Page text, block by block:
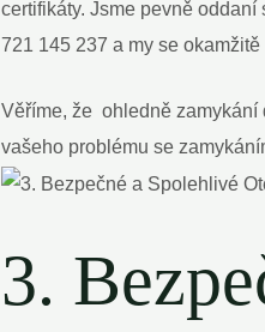
⁣certifikáty.⁣ Jsme pevně
721 145 237 a my se
Věříme, že ⁤ ⁣ohledně
vašeho problému⁣ se
3.